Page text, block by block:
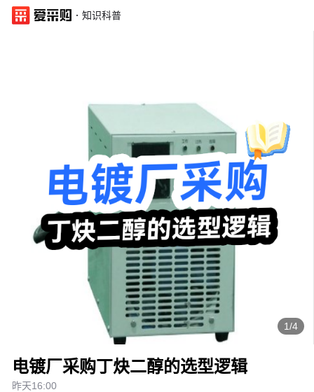
· 知识科普
1/4
电镀厂采购丁炔二醇的选型逻辑
昨天16:00